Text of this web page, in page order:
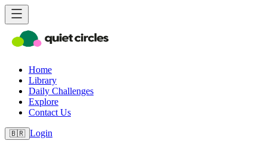
Home
Library
Daily Challenges
Explore
Contact Us
🇧🇷 Login